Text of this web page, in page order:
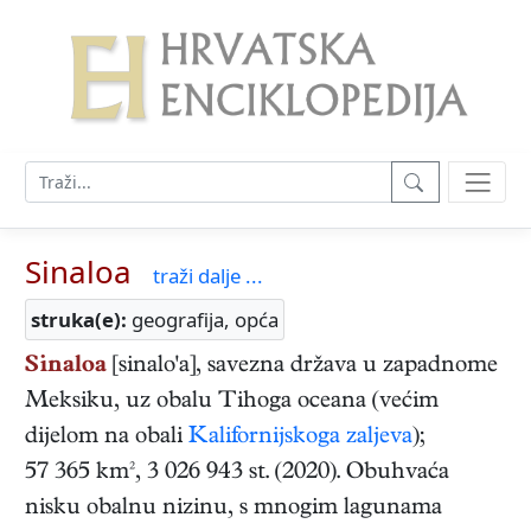
Sinaloa
traži dalje ...
struka(e): geografija, opća
Sinaloa [sinalo'a], savezna država u zapadnome
Meksiku, uz obalu Tihoga oceana (većim
dijelom na obali Kalifornijskoga zaljeva);
57 365 km², 3 026 943 st. (2020). Obuhvaća
nisku obalnu nizinu, s mnogim lagunama